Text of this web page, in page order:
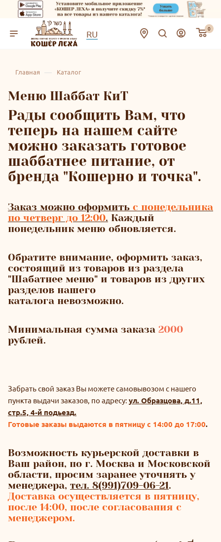
RU 0
Главная — Каталог
Меню Шаббат КиТ
Рады сообщить Вам, что
теперь на нашем сайте
можно заказать готовое
шаббатнее питание, от
бренда "Кошерно и точка".
Заказ можно оформить с понедельника
по четверг до 12:00. Каждый
понедельник меню обновляется.
Обратите внимание, оформить заказ,
состоящий из товаров из раздела
"Шабатнее меню" и товаров из других
разделов нашего
каталога невозможно.
Минимальная сумма заказа 2000
рублей.
Забрать свой заказ Вы можете самовывозом с нашего
пункта выдачи заказов, по адресу: ул. Образцова, д.11,
стр.5, 4-й подьезд.
Готовые заказы выдаются в пятницу с 14:00 до 17:00.
Возможность курьерской доставки в
Ваш район, по г. Москва и Московской
области, просим заранее уточнять у
менеджера, тел. 8(991)709-06-21.
Доставка осуществляется в пятницу,
после 14:00, после согласования с
менеджером.